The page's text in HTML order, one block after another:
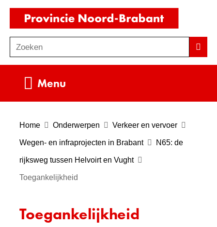
Ga
de
inhoud
o
e
Zoeken
Menu
Home Onderwerpen Verkeer en vervoer
Wegen- en infraprojecten in Brabant N65: de
rijksweg tussen Helvoirt en Vught
Toegankelijkheid
Toegankelijkheid